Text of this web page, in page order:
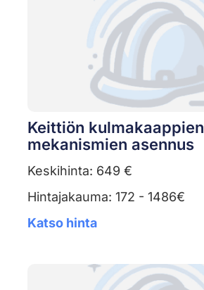
Keittiön kulmakaappien
mekanismien asennus
Keskihinta: 649 €
Hintajakauma: 172 - 1486€
Katso hinta